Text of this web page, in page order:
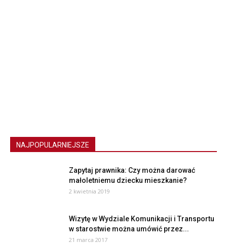
NAJPOPULARNIEJSZE
Zapytaj prawnika: Czy można darować
małoletniemu dziecku mieszkanie?
2 kwietnia 2019
Wizytę w Wydziale Komunikacji i Transportu
w starostwie można umówić przez...
21 marca 2017